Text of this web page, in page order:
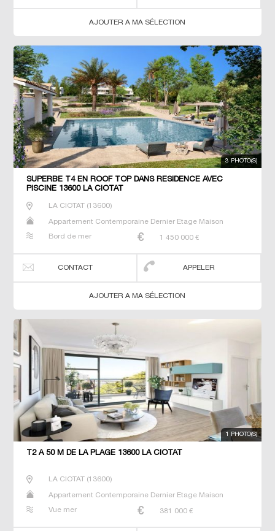
AJOUTER A MA SÉLECTION
3 PHOTO(S)
SUPERBE T4 EN ROOF TOP DANS RÉSIDENCE AVEC
PISCINE 13600 LA CIOTAT
LA CIOTAT(13600)
Appartement Contemporaine Dernier Etage Maison
Bord de mer
1 450 000 €
CONTACT APPELER
AJOUTER A MA SÉLECTION
1 PHOTO(S)
T2 À 50 M DE LA PLAGE 13600 LA CIOTAT
LA CIOTAT(13600)
Appartement Contemporaine Dernier Etage Maison
Vue mer
381 000 €